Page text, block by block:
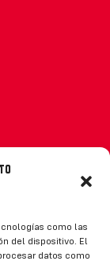
como las
del dispositivo. El
datos como